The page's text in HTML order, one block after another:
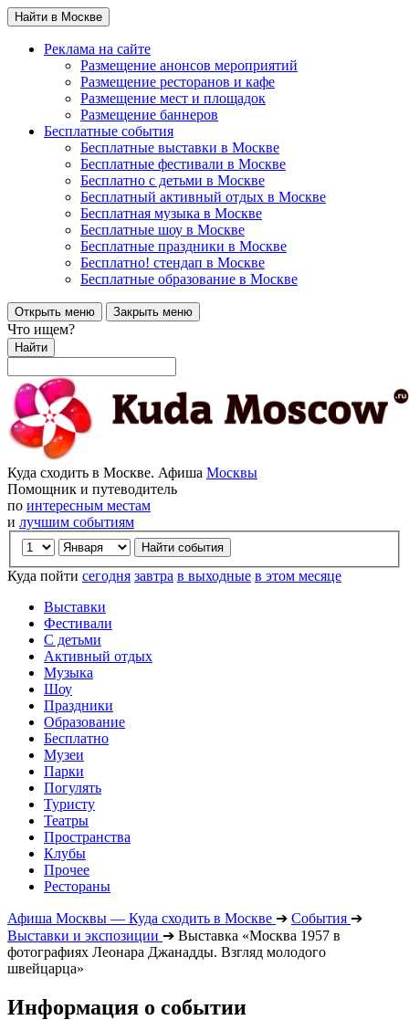
Найти в Москве
Реклама на сайте
Размещение анонсов мероприятий
Размещение ресторанов и кафе
Размещение мест и площадок
Размещение баннеров
Бесплатные события
Бесплатные выставки в Москве
Бесплатные фестивали в Москве
Бесплатно с детьми в Москве
Бесплатный активный отдых в Москве
Бесплатная музыка в Москве
Бесплатные шоу в Москве
Бесплатные праздники в Москве
Бесплатно! стендап в Москве
Бесплатные образование в Москве
Открыть меню Закрыть меню
Что ищем?
Найти
Куда сходить в Москве. Афиша Москвы
Помощник и путеводитель
по интересным местам
и лучшим событиям
Куда пойти сегодня завтра в выходные в этом месяце
Выставки
Фестивали
С детьми
Активный отдых
Музыка
Шоу
Праздники
Образование
Бесплатно
Музеи
Парки
Погулять
Туристу
Театры
Пространства
Клубы
Прочее
Рестораны
Афиша Москвы — Куда сходить в Москве ➔ События ➔
Выставки и экспозиции ➔ Выставка «Москва 1957 в
фотографиях Леонара Джанадды. Взгляд молодого
швейцарца»
Информация о событии